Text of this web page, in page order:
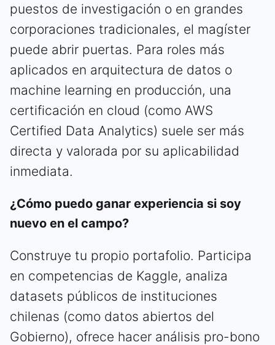
puestos de investigación o en grandes
corporaciones tradicionales, el magíster
puede abrir puertas. Para roles más
aplicados en arquitectura de datos o
machine learning en producción, una
certificación en cloud (como AWS
Certified Data Analytics) suele ser más
directa y valorada por su aplicabilidad
inmediata.
¿Cómo puedo ganar experiencia si soy
nuevo en el campo?
Construye tu propio portafolio. Participa
en competencias de Kaggle, analiza
datasets públicos de instituciones
chilenas (como datos abiertos del
Gobierno), ofrece hacer análisis pro-bono